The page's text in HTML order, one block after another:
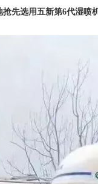
先选用五新第6代湿喷